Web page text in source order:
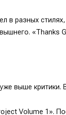
в разных
«Thanks
выше критики.
Volume 1».